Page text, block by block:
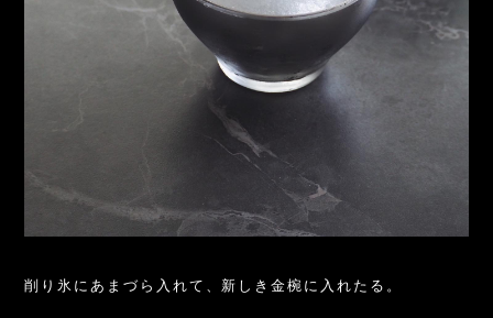
削り氷にあまづら入れて、新しき金椀に入れたる。